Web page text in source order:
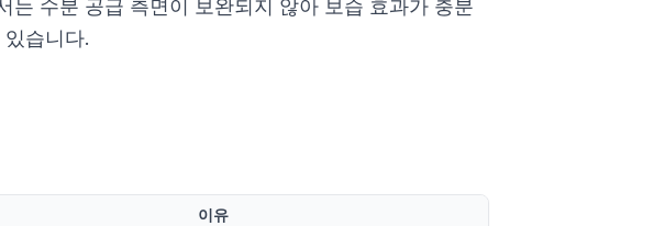
는 수분 공급 측면이 보완되지 않아 보습 효과가 충분
습니다.
이유